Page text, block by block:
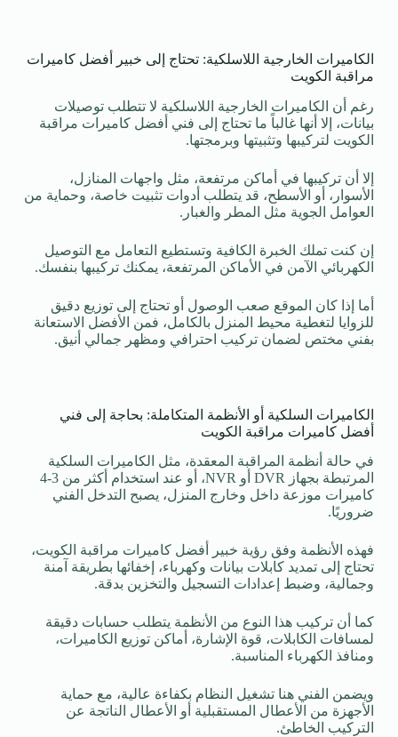
الكاميرات الخارجية اللاسلكية: تحتاج إلى خبير أفضل كاميرات
مراقبة الكويت
رغم أن الكاميرات الخارجية اللاسلكية لا تتطلب توصيلات
بيانات، إلا أنها غالباً ما تحتاج إلى فني أفضل كاميرات مراقبة
الكويت لتركيبها وتثبيتها وبرمجتها.
إلا أن تركيبها في أماكن مرتفعة، مثل واجهات المنازل،
الأسوار، أو الأسطح، قد يتطلب أدوات تثبيت خاصة، وحماية من
العوامل الجوية مثل المطر والغبار.
إن كنت تملك الخبرة الكافية وتستطيع التعامل مع التوصيل
الكهربائي الآمن في الأماكن المرتفعة، يمكنك تركيبها بنفسك.
أما إذا كان الموقع صعب الوصول أو تحتاج إلى توزيع دقيق
للزوايا لتغطية محيط المنزل بالكامل، فمن الأفضل الاستعانة
بفني مختص لضمان تركيب احترافي ومظهر جمالي أنيق.
الكاميرات السلكية أو الأنظمة المتكاملة: بحاجة إلى فني
أفضل كاميرات مراقبة الكويت
في حالة أنظمة المراقبة المعقدة، مثل الكاميرات السلكية
المرتبطة بجهاز DVR أو NVR، أو عند استخدام أكثر من 3-4
كاميرات موزعة داخل وخارج المنزل، يصبح التدخل الفني
ضروريًا.
فهذه الأنظمة وفق رؤية خبير أفضل كاميرات مراقبة الكويت،
تحتاج إلى تمديد كابلات بيانات وكهرباء، إخفائها بطريقة آمنة
وجمالية، وضبط إعدادات التسجيل والتخزين بدقة.
كما أن تركيب هذا النوع من الأنظمة يتطلب حسابات دقيقة
لمسافات الكابلات، قوة الإشارة، أماكن توزيع الكاميرات،
ومنافذ الكهرباء المناسبة.
ويضمن الفني هنا تشغيل النظام بكفاءة عالية، مع حماية
الأجهزة من الأعطال المستقبلية أو الأعطال الناتجة عن
التركيب الخاطئ.